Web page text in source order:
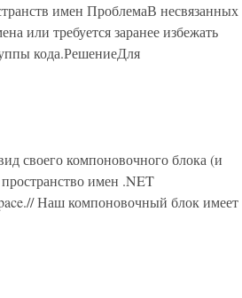
имен ПроблемаВ несвязанных
или требуется заранее избежать
кода.РешениеДля
своего компоновочного блока (и
имен .NET
Наш компоновочный блок имеет